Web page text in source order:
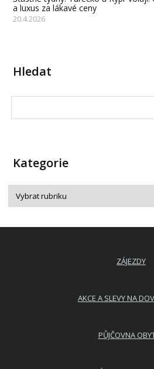
a luxus za lákavé ceny
20.4.2026
Hledat
Kategorie
ZÁJEZDY
AKCE A SLEVY NA
PŮJČOVNA